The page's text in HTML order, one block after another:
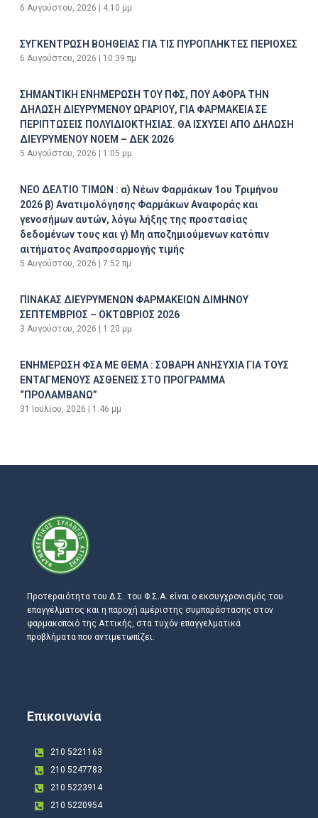
6 Αυγούστου, 2026 4:10 μμ
ΣΥΓΚΕΝΤΡΩΣΗ ΒΟΗΘΕΙΑΣ ΓΙΑ ΤΙΣ ΠΥΡΟΠΛΗΚΤΕΣ ΠΕΡΙΟΧΕΣ
6 Αυγούστου, 2026 10:39 πμ
ΣΗΜΑΝΤΙΚΗ ΕΝΗΜΕΡΩΣΗ ΤΟΥ ΠΦΣ, ΠΟΥ ΑΦΟΡΑ ΤΗΝ
ΔΗΛΩΣΗ ΔΙΕΥΡΥΜΕΝΟΥ ΩΡΑΡΙΟΥ, ΓΙΑ ΦΑΡΜΑΚΕΙΑ ΣΕ
ΠΕΡΙΠΤΩΣΕΙΣ ΠΟΛΥΙΔΙΟΚΤΗΣΙΑΣ. ΘΑ ΙΣΧΥΣΕΙ ΑΠΟ ΔΗΛΩΣΗ
ΔΙΕΥΡΥΜΕΝΟΥ ΝΟΕΜ – ΔΕΚ 2026
5 Αυγούστου, 2026 1:05 μμ
ΝΕΟ ΔΕΛΤΙΟ ΤΙΜΩΝ : α) Νέων Φαρμάκων 1ου Τριμήνου
2026 β) Ανατιμολόγησης Φαρμάκων Αναφοράς και
γενοσήμων αυτών, λόγω λήξης της προστασίας
δεδομένων τους και γ) Μη αποζημιούμενων κατόπιν
αιτήματος Αναπροσαρμογής τιμής
5 Αυγούστου, 2026 7:52 πμ
ΠΙΝΑΚΑΣ ΔΙΕΥΡΥΜΕΝΩΝ ΦΑΡΜΑΚΕΙΩΝ ΔΙΜΗΝΟΥ
ΣΕΠΤΕΜΒΡΙΟΣ – ΟΚΤΩΒΡΙΟΣ 2026
3 Αυγούστου, 2026 1:20 μμ
ΕΝΗΜΕΡΩΣΗ ΦΣΑ ΜΕ ΘΕΜΑ : ΣΟΒΑΡΗ ΑΝΗΣΥΧΙΑ ΓΙΑ ΤΟΥΣ
ΕΝΤΑΓΜΕΝΟΥΣ ΑΣΘΕΝΕΙΣ ΣΤΟ ΠΡΟΓΡΑΜΜΑ
“ΠΡΟΛΑΜΒΑΝΩ”
31 Ιουλίου, 2026 1:46 μμ
Προτεραιότητα του Δ.Σ. του Φ.Σ.Α. είναι ο εκσυγχρονισμός του
επαγγέλματος και η παροχή αμέριστης συμπαράστασης στον
φαρμακοποιό της Αττικής, στα τυχόν επαγγελματικά
προβλήματα που αντιμετωπίζει.
Επικοινωνία
210 5221163
210 5247783
210 5223914
210 5220954